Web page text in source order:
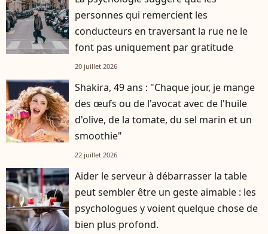
personnes qui remercient les
conducteurs en traversant la rue ne le
font pas uniquement par gratitude
20 juillet 2026
Shakira, 49 ans : "Chaque jour, je mange
des œufs ou de l'avocat avec de l'huile
d'olive, de la tomate, du sel marin et un
smoothie"
22 juillet 2026
Aider le serveur à débarrasser la table
peut sembler être un geste aimable : les
psychologues y voient quelque chose de
bien plus profond.